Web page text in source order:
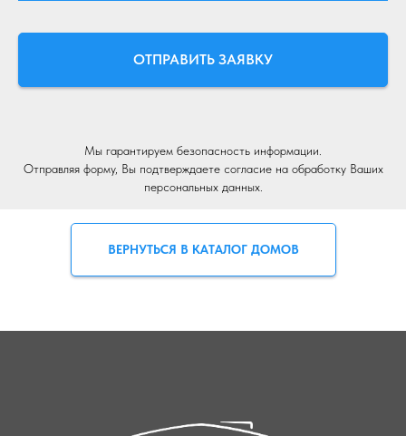
ОТПРАВИТЬ ЗАЯВКУ
Мы гарантируем безопасность информации.
Отправляя форму, Вы подтверждаете согласие на обработку Ваших
персональных данных.
ВЕРНУТЬСЯ В КАТАЛОГ ДОМОВ